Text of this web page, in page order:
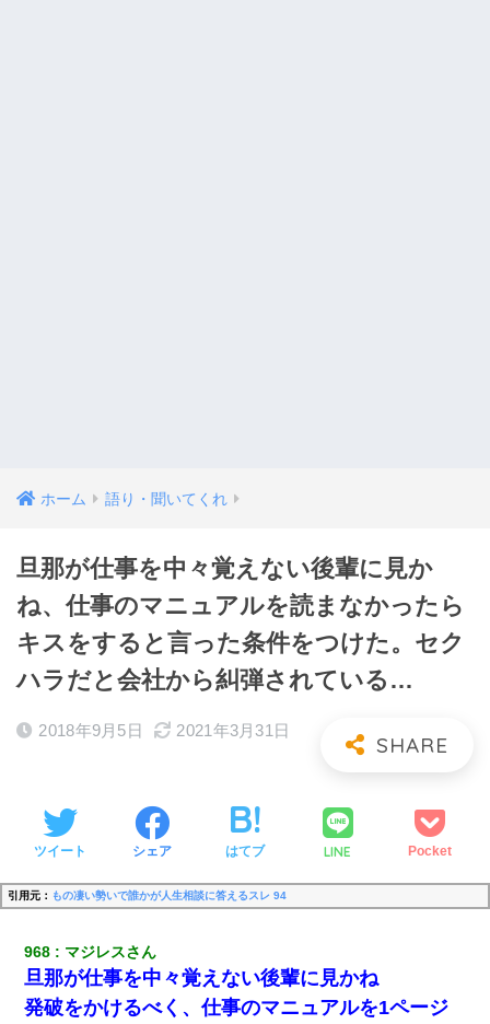
ホーム 語り・聞いてくれ
旦那が仕事を中々覚えない後輩に見か
ね、仕事のマニュアルを読まなかったら
キスをすると言った条件をつけた。セク
ハラだと会社から糾弾されている…
2018年9月5日 2021年3月31日
ツイート シェア はてブ LINE Pocket
引用元： もの凄い勢いで誰かが人生相談に答えるスレ 94
968 マジレスさん
旦那が仕事を中々覚えない後輩に見かね
発破をかけるべく、仕事のマニュアルを1ページ